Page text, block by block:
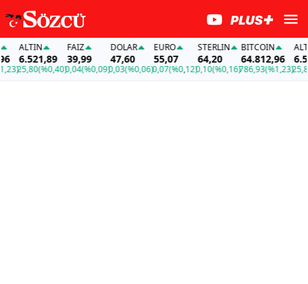
ALTIN
6.521,89
25,80(%0,40)
FAİZ
39,99
0,04(%0,09)
DOLAR
47,60
0,03(%0,06)
EURO
55,07
0,07(%0,12)
STERLIN
64,20
0,10(%0,16)
BITCOIN
64.812,96
786,93(%1,23)
ALTIN
25,80